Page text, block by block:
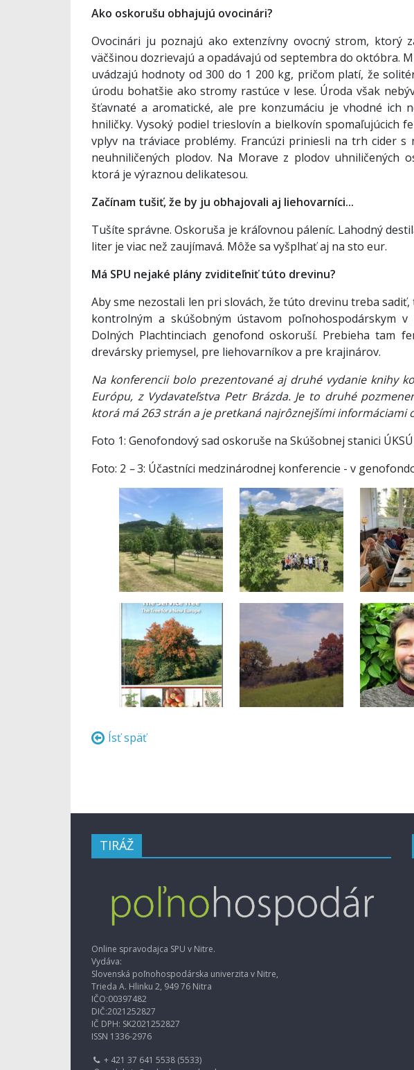
Ako oskorušu obhajujú ovocinári?
Ovocinári ju poznajú ako extenzívny ovocný strom, ktorý
väčšinou dozrievajú a opadávajú od septembra do októbra.
uvádzajú hodnoty od 300 do 1 200 kg, pričom platí, že
úrodu bohatšie ako stromy rastúce v lese. Úroda však
šťavnaté a aromatické, ale pre konzumáciu je vhodné ich
hniličky. Vysoký podiel trieslovín a bielkovín spomaľujúcich
vplyv na tráviace problémy. Francúzi priniesli na trh cider
neuhniličených plodov. Na Morave z plodov uhniličených
ktorá je výraznou delikatesou.
Začínam tušiť, že by ju obhajovali aj liehovarníci...
Tušíte správne. Oskoruša je kráľovnou páleníc. Lahodný
liter je viac než zaujímavá. Môže sa vyšplhať aj na sto eur.
Má SPU nejaké plány zviditeľniť túto drevinu?
Aby sme nezostali len pri slovách, že túto drevinu treba
kontrolným a skúšobným ústavom poľnohospodárskym
Dolných Plachtinciach genofond oskoruší. Prebieha tam
drevársky priemysel, pre liehovarníkov a pre krajinárov.
Na konferencii bolo prezentované aj druhé vydanie knihy
Európu, z Vydavateľstva Petr Brázda. Je to druhé
ktorá má 263 strán a je pretkaná najrôznejšími informáciami
Foto 1: Genofondový sad oskoruše na Skúšobnej stanici
Foto: 2 –3: Účastníci medzinárodnej konferencie - v
Ísť späť
TIRÁŽ
Online spravodajca SPU v Nitre.
Vydáva:
Slovenská poľnohospodárska univerzita v Nitre,
Trieda A. Hlinku 2, 949 76 Nitra
IČO:00397482
DIČ:2021252827
IČ DPH: SK2021252827
ISSN 1336-2976
+ 421 37 641 5538 (5533)